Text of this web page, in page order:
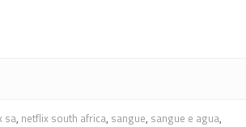
sa, netflix south africa, sangue, sangue e agua,